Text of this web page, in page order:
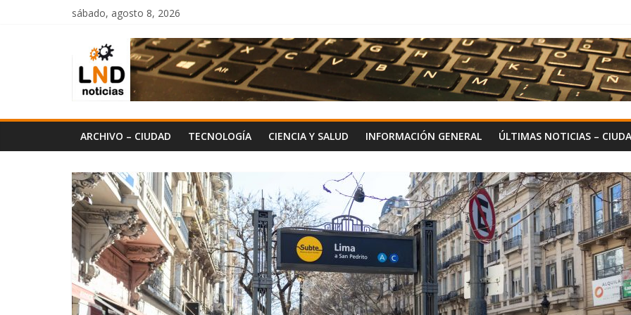
sábado, agosto 8, 2026
LND
Noticias
ARCHIVO – CIUDAD TECNOLOGÍA CIENCIA Y SALUD INFORMACIÓN GENERAL ÚLTIMAS NOTICIAS –